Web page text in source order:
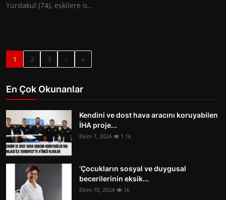
Yurdakul (74), eskilere o...
1 2 3 › »
En Çok Okunanlar
Kendini ve dost hava aracını koruyabilen
İHA proje...
Ekim 7, 2024 1.1k
‘Çocukların sosyal ve duygusal
becerilerinin eksik...
Ekim 10, 2024 1k